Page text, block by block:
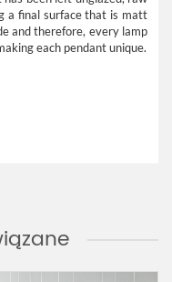
a final surface that is matt
and therefore, every lamp
each pendant unique.